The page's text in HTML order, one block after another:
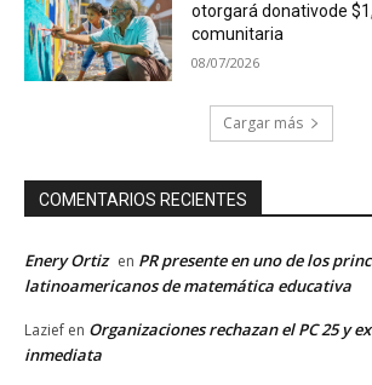
otorgará donativode
comunitaria
08/07/2026
Cargar más
COMENTARIOS RECIENTES
Enery Ortiz en PR presente en uno de los
latinoamericanos de matemática educativa
Lazief en Organizaciones rechazan el PC 25 y
inmediata